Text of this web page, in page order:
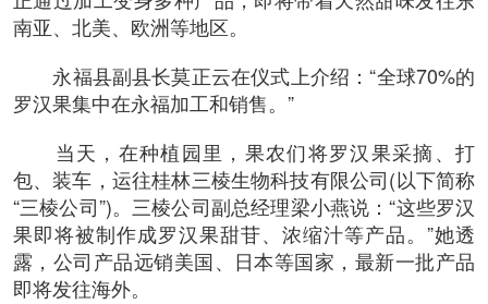
南亚、北美、欧洲等地区。
永福县副县长莫正云在仪式上介绍：“全球70%的
罗汉果集中在永福加工和销售。”
当天，在种植园里，果农们将罗汉果采摘、打
包、装车，运往桂林三棱生物科技有限公司(以下简称
“三棱公司”)。三棱公司副总经理梁小燕说：“这些罗汉
果即将被制作成罗汉果甜苷、浓缩汁等产品。”她透
露，公司产品远销美国、日本等国家，最新一批产品
即将发往海外。